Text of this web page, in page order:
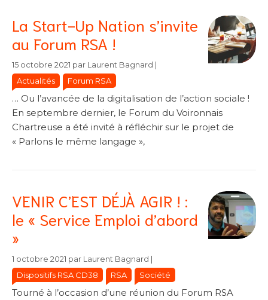
La Start-Up Nation s’invite
au Forum RSA !
15 octobre 2021 par Laurent Bagnard
Actualités Forum RSA
… Ou l’avancée de la digitalisation de l’action sociale !
En septembre dernier, le Forum du Voironnais
Chartreuse a été invité à réfléchir sur le projet de
« Parlons le même langage »,
VENIR C’EST DÉJÀ AGIR ! :
le « Service Emploi d’abord
»
1 octobre 2021 par Laurent Bagnard
Dispositifs RSA CD38 RSA Société
Tourné à l’occasion d’une réunion du Forum RSA